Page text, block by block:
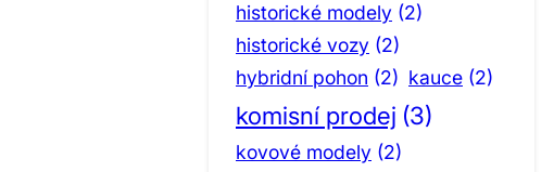
historické modely (2)
historické vozy (2)
hybridní pohon (2) kauce (2)
komisní prodej (3)
kovové modely (2)